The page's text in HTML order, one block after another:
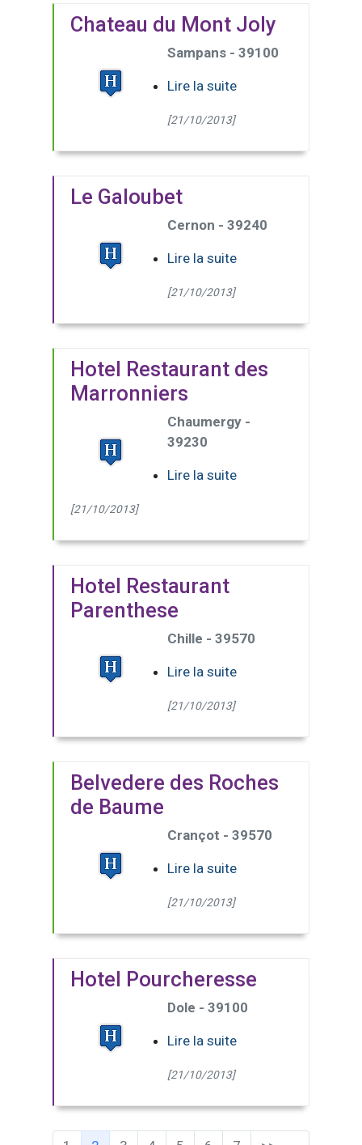
Chateau du Mont Joly
Sampans - 39100
Lire la suite
[21/10/2013]
Le Galoubet
Cernon - 39240
Lire la suite
[21/10/2013]
Hotel Restaurant des
Marronniers
Chaumergy -
39230
Lire la suite
[21/10/2013]
Hotel Restaurant
Parenthese
Chille - 39570
Lire la suite
[21/10/2013]
Belvedere des Roches
de Baume
Crançot - 39570
Lire la suite
[21/10/2013]
Hotel Pourcheresse
Dole - 39100
Lire la suite
[21/10/2013]